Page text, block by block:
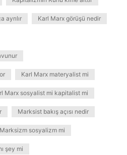
ayrılır Karl Marx görüşü nedir
Karl Marx materyalist mi
Marx sosyalist mi kapitalist mi
Marksist bakış açısı nedir
Marksizm sosyalizm mi
şey mi